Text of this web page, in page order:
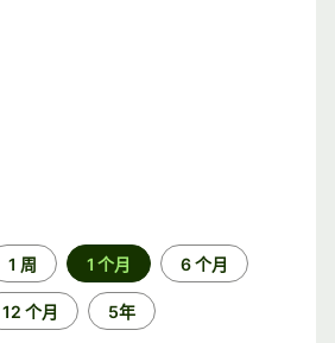
1 周 1 个月 6 个月
12 个月 5年